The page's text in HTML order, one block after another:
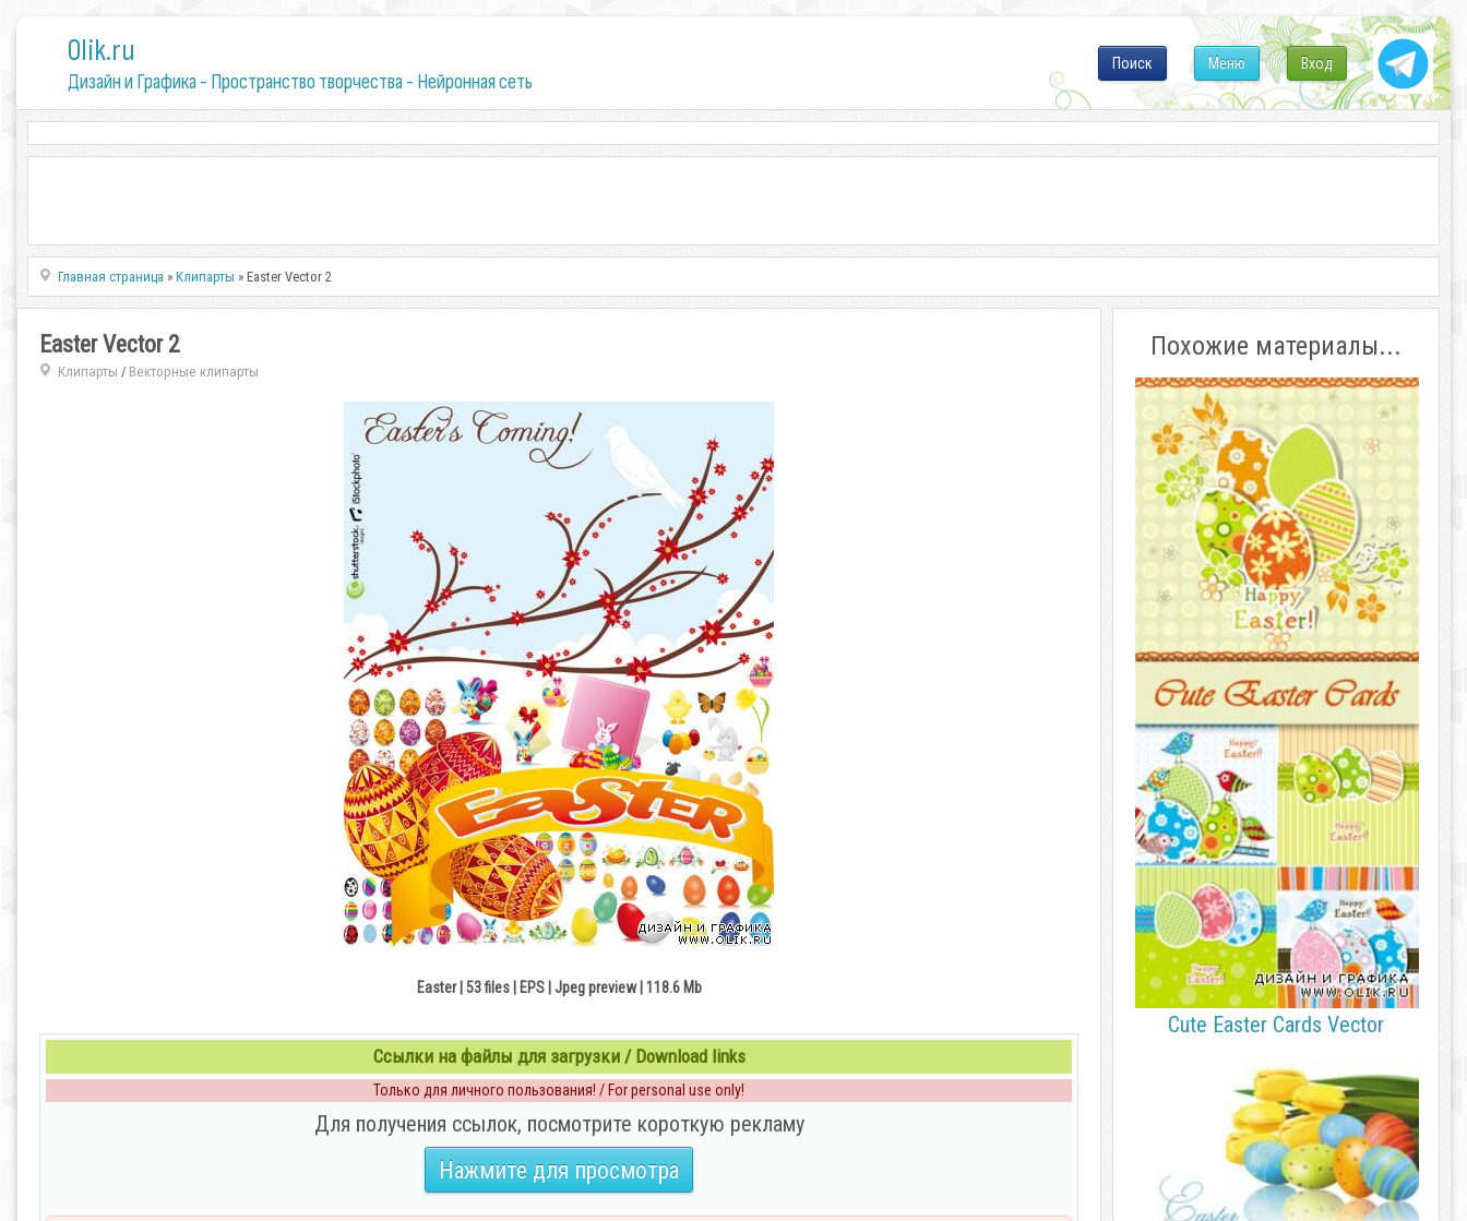
0lik.ru
Дизайн и Графика - Пространство творчества - Нейронная сеть
Вход
Меню
Поиск
Главная страница »Клипарты » Easter Vector 2
Easter Vector 2
Клипарты / Векторные клипарты
Easter | 53 files | EPS | Jpeg preview | 118.6 Mb
Ссылки на файлы для загрузки / Download links
Только для личного пользования! / For personal use only!
Для получения ссылок, посмотрите короткую рекламу
Нажмите для просмотра
Похожие материалы...
Cute Easter Cards Vector